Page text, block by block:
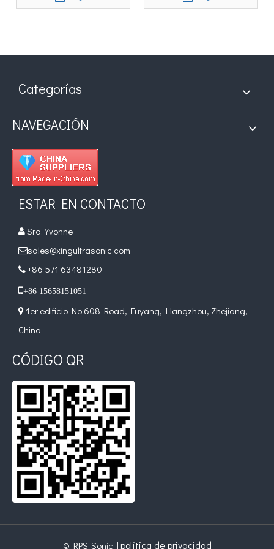
Categorías
NAVEGACIÓN
ESTAR EN CONTACTO
 Sra. Yvonne
sales@xingultrasonic.com
 +86 571 63481280
+86 15658151051
 1er edificio No.608 Road, Fuyang, Hangzhou, Zhejiang,
China
CÓDIGO QR
© RPS-Sonic | política de privacidad